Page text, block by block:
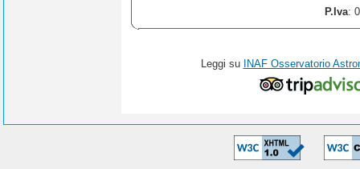
P.Iva:
Leggi su INAF Osservatorio